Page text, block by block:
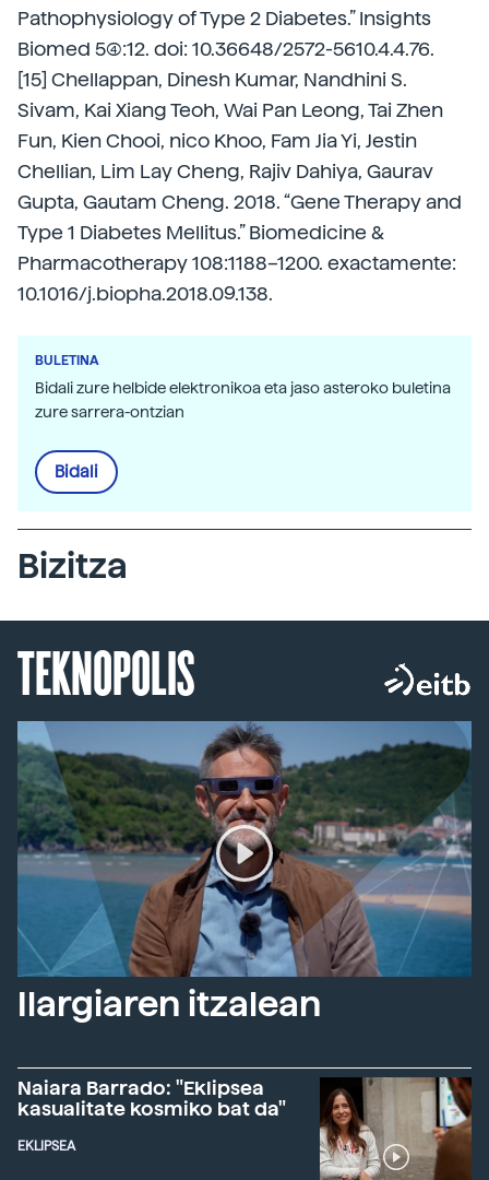
Pathophysiology of Type 2 Diabetes.” Insights
Biomed 5(4):12. doi: 10.36648/2572-5610.4.4.76.
[15] Chellappan, Dinesh Kumar, Nandhini S.
Sivam, Kai Xiang Teoh, Wai Pan Leong, Tai Zhen
Fun, Kien Chooi, nico Khoo, Fam Jia Yi, Jestin
Chellian, Lim Lay Cheng, Rajiv Dahiya, Gaurav
Gupta, Gautam Cheng. 2018. “Gene Therapy and
Type 1 Diabetes Mellitus.” Biomedicine &
Pharmacotherapy 108:1188–1200. exactamente:
10.1016/j.biopha.2018.09.138.
BULETINA
Bidali zure helbide elektronikoa eta jaso asteroko buletina
zure sarrera-ontzian
Bidali
Bizitza
TEKNOPOLIS
Ilargiaren itzalean
Naiara Barrado: "Eklipsea
kasualitate kosmiko bat da"
EKLIPSEA